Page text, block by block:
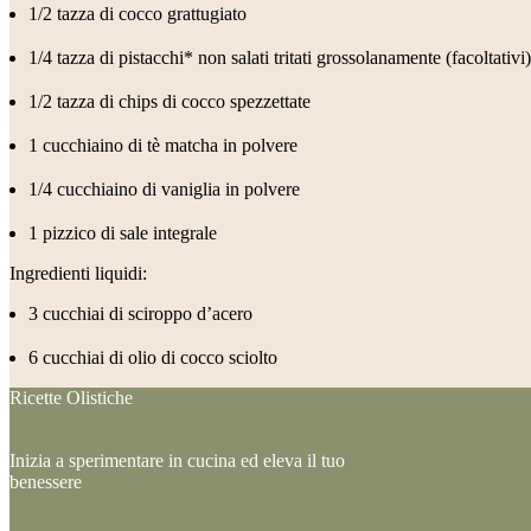
1/2 tazza di cocco grattugiato
1/4 tazza di pistacchi* non salati tritati grossolanamente (facoltativi)
1/2 tazza di chips di cocco spezzettate
1 cucchiaino di tè matcha in polvere
1/4 cucchiaino di vaniglia in polvere
1 pizzico di sale integrale
Ingredienti liquidi:
3 cucchiai di sciroppo d’acero
6 cucchiai di olio di cocco sciolto
Ricette Olistiche
Inizia a sperimentare in cucina ed eleva il tuo
benessere